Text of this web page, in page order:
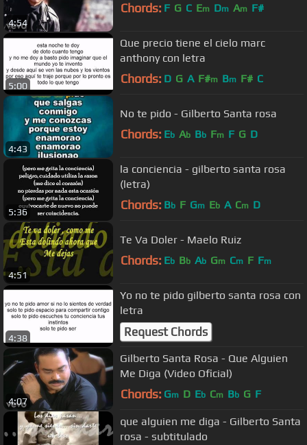
4:54
Chords: F G C Em Dm Am F#
5:00
Que precio tiene el cielo marc
anthony con letra
Chords: D G A F#m Bm F# C
4:43
No te pido - Gilberto Santa rosa
Chords: Eb Ab Bb Fm F G D
5:36
la conciencia - gilberto santa rosa
(letra)
Chords: Bb F Gm Eb A Cm D
4:51
Te Va Doler - Maelo Ruiz
Chords: Eb Bb Ab Gm Cm F Fm
4:38
Yo no te pido gilberto santa rosa con
letra
Request Chords
4:07
Gilberto Santa Rosa - Que Alguien
Me Diga (Video Oficial)
Chords: Gm D Eb Cm Bb G F
que alguien me diga - Gilberto Santa
rosa - subtitulado